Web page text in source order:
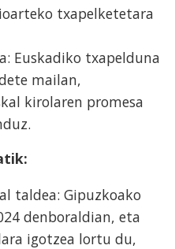
txapelketetara
Euskadiko txapelduna
mailan,
kirolaren promesa
taldea: Gipuzkoako
denboraldian, eta
igotzea lortu du,